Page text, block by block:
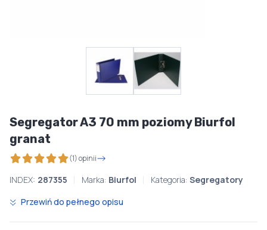
Segregator A3 70 mm poziomy Biurfol
granat
(1) opinii
INDEX: 287355 Marka: Biurfol Kategoria: Segregatory
Przewiń do pełnego opisu